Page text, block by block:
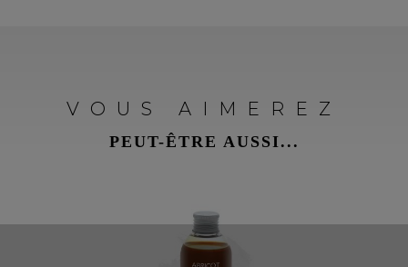
VOUS AIMEREZ
PEUT-ÊTRE AUSSI...